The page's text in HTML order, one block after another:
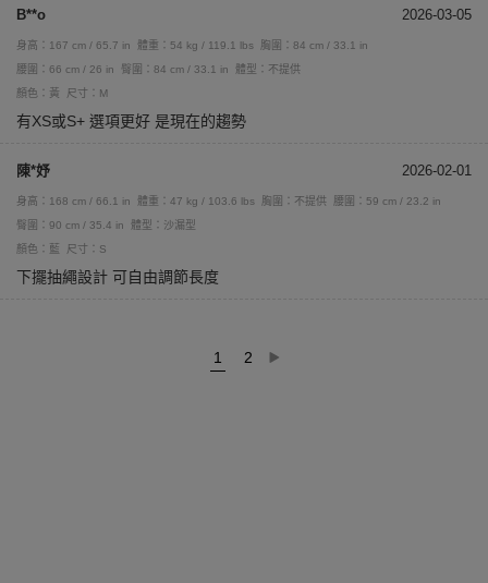
B**o 2026-03-05
身高：167 cm / 65.7 in 體重：54 kg / 119.1 lbs
胸圍：84 cm / 33.1 in
腰圍：66 cm / 26 in
臀圍：84 cm / 33.1 in
體型：不提供
顏色：黃
尺寸：M
有XS或S+ 選項更好 是現在的趨勢
陳*妤 2026-02-01
身高：168 cm / 66.1 in 體重：47 kg / 103.6 lbs 胸圍：不提供
腰圍：59 cm / 23.2 in
臀圍：90 cm / 35.4 in
體型：沙漏型
顏色：藍
尺寸：S
下擺抽繩設計 可自由調節長度
1 2